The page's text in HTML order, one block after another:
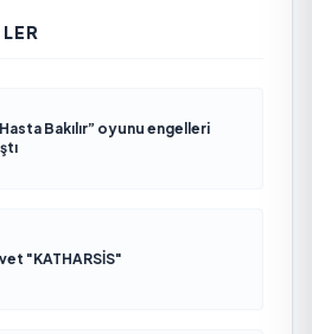
Bakılır” oyunu engelleri
"KATHARSİS"